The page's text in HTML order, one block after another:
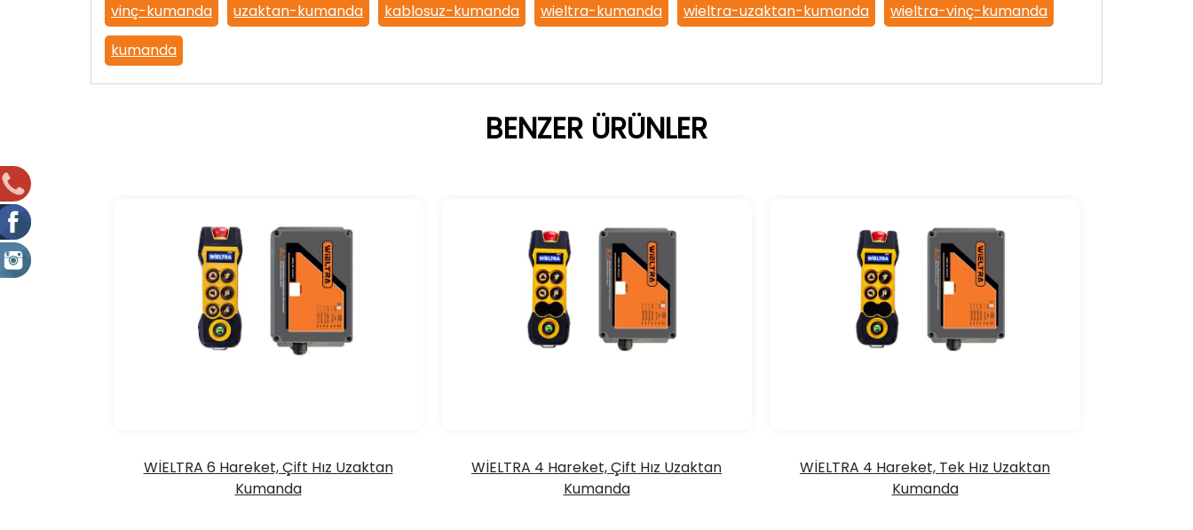
vinç-kumanda uzaktan-kumanda kablosuz-kumanda wieltra-kumanda wieltra-uzaktan-kumanda
wieltra-vinç-kumanda
kumanda
BENZER ÜRÜNLER
WİELTRA 6 Hareket, Çift Hız Uzaktan
Kumanda
WİELTRA 4 Hareket, Çift Hız Uzaktan
Kumanda
WİELTRA 4 Hareket, Tek Hız Uzaktan
Kumanda